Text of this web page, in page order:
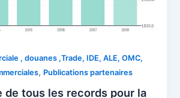
, douanes ,Trade, IDE, ALE, OMC,
, Publications partenaires
de tous les records pour la